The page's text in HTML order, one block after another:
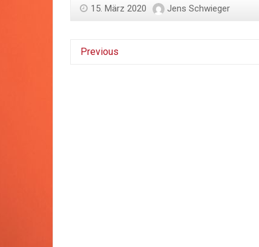
15. März 2020 Jens Schwieger
Previous